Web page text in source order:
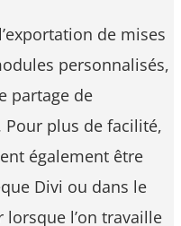
de mises
personnalisés,
partage de
plus de facilité,
également être
Divi ou dans le
l’on travaille